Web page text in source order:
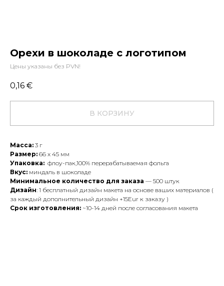
Орехи в шоколаде с логотипом
Цены указаны без PVN!
0,16 €
В КОРЗИНУ
Масса: 3 г
Размер: 66 х 45 мм
Упаковка: флоу-пак,100% перерабатываемая фольга
Вкус: миндаль в шоколаде
Минимальное количество для заказа — 500 штук
Дизайн: 1 бесплатный дизайн макета на основе ваших материалов (
за каждый дополнительный дизайн +15Eur к заказу )
Срок изготовления: ~10-14 дней после согласования макета